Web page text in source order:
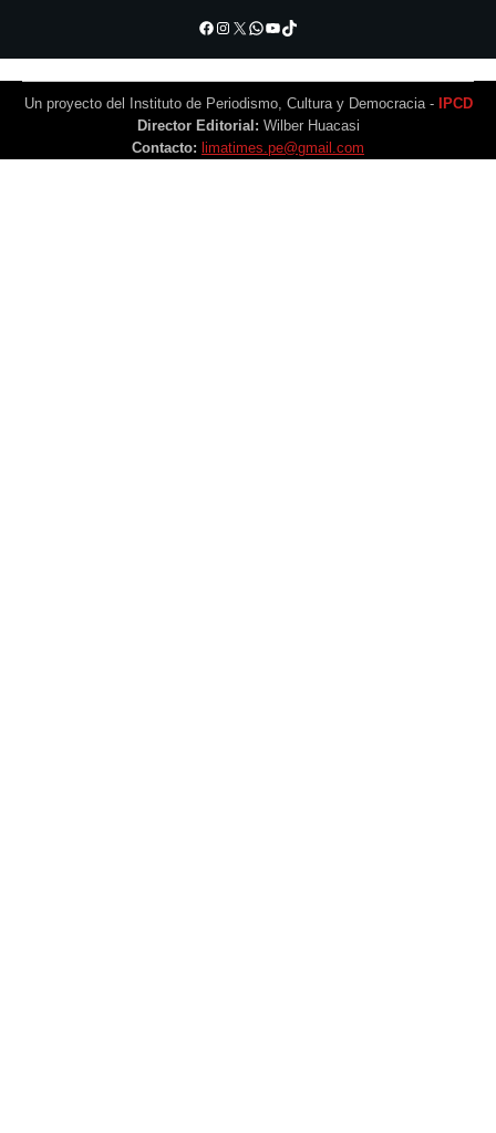
Facebook
Instagram
X WhatsApp
YouTube
TikTok
Un proyecto del Instituto de Periodismo, Cultura y Democracia -
IPCD
Director Editorial: Wilber Huacasi
Contacto: limatimes.pe@gmail.com